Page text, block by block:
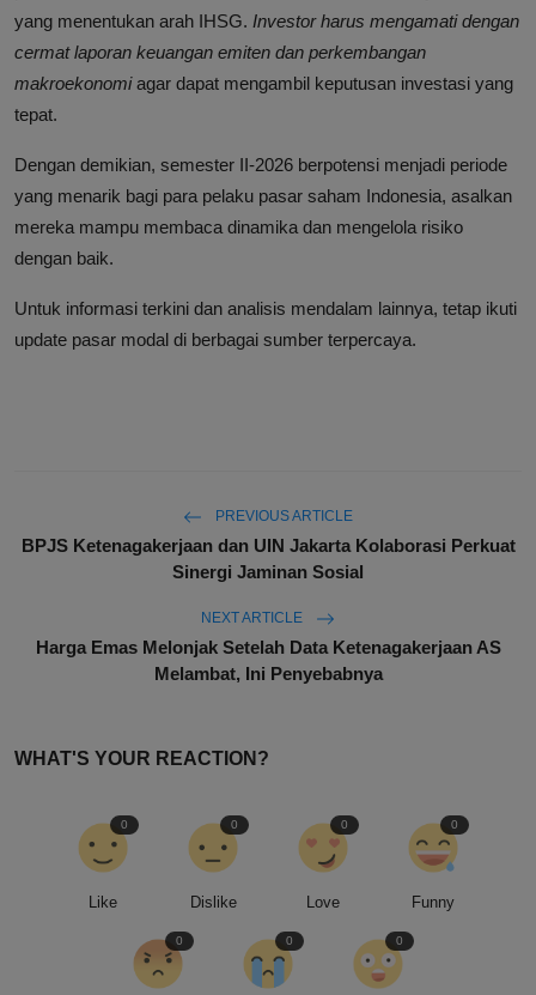
yang menentukan arah IHSG. Investor harus mengamati dengan
cermat laporan keuangan emiten dan perkembangan
makroekonomiagar dapat mengambil keputusan investasi yang
tepat.
Dengan demikian, semester II-2026 berpotensi menjadi periode
yang menarik bagi para pelaku pasar saham Indonesia, asalkan
mereka mampu membaca dinamika dan mengelola risiko
dengan baik.
Untuk informasi terkini dan analisis mendalam lainnya, tetap ikuti
update pasar modal di berbagai sumber terpercaya.
PREVIOUS ARTICLE
BPJS Ketenagakerjaan dan UIN Jakarta Kolaborasi Perkuat
Sinergi Jaminan Sosial
NEXT ARTICLE
Harga Emas Melonjak Setelah Data Ketenagakerjaan AS
Melambat, Ini Penyebabnya
WHAT'S YOUR REACTION?
Like
0
Dislike
0
Love
0
Funny
0
0 0 0